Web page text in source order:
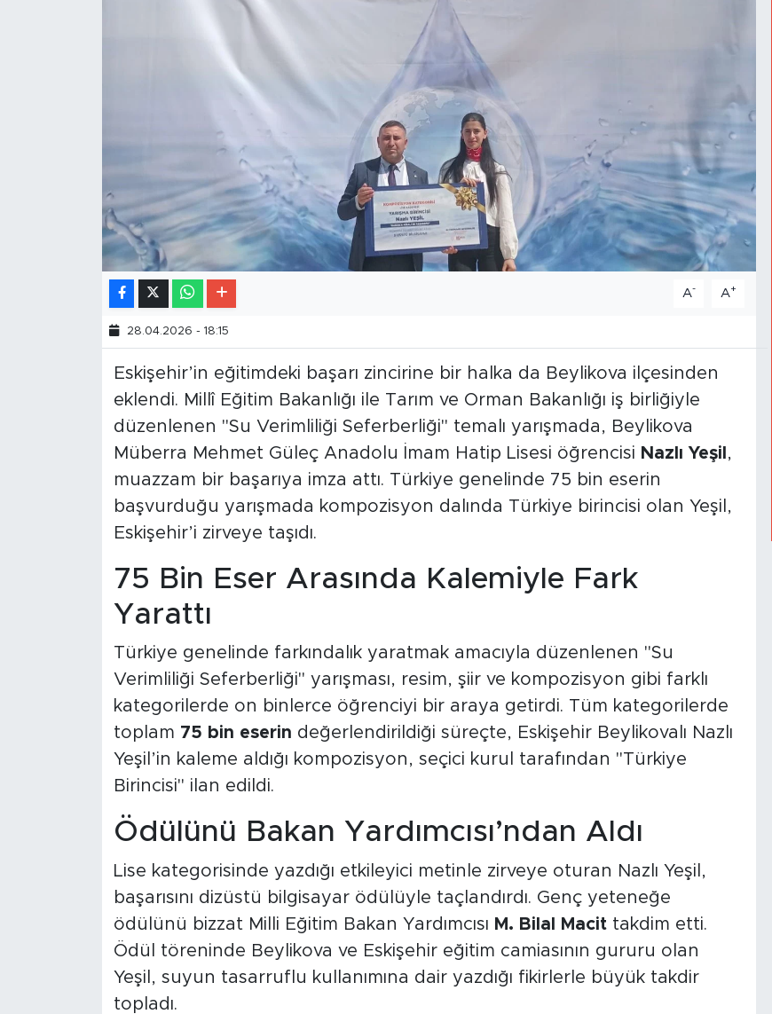
A- A+
28.04.2026 - 18:15
Eskişehir’in eğitimdeki başarı zincirine bir halka da Beylikova ilçesinden
eklendi. Millî Eğitim Bakanlığı ile Tarım ve Orman Bakanlığı iş birliğiyle
düzenlenen "Su Verimliliği Seferberliği" temalı yarışmada, Beylikova
Müberra Mehmet Güleç Anadolu İmam Hatip Lisesi öğrencisi Nazlı Yeşil ,
muazzam bir başarıya imza attı. Türkiye genelinde 75 bin eserin
başvurduğu yarışmada kompozisyon dalında Türkiye birincisi olan Yeşil,
Eskişehir’i zirveye taşıdı.
75 Bin Eser Arasında Kalemiyle Fark
Yarattı
Türkiye genelinde farkındalık yaratmak amacıyla düzenlenen "Su
Verimliliği Seferberliği" yarışması, resim, şiir ve kompozisyon gibi farklı
kategorilerde on binlerce öğrenciyi bir araya getirdi. Tüm kategorilerde
toplam 75 bin eserin değerlendirildiği süreçte, Eskişehir Beylikovalı Nazlı
Yeşil’in kaleme aldığı kompozisyon, seçici kurul tarafından "Türkiye
Birincisi" ilan edildi.
Ödülünü Bakan Yardımcısı’ndan Aldı
Lise kategorisinde yazdığı etkileyici metinle zirveye oturan Nazlı Yeşil,
başarısını dizüstü bilgisayar ödülüyle taçlandırdı. Genç yeteneğe
ödülünü bizzat Milli Eğitim Bakan Yardımcısı M. Bilal Macittakdim etti.
Ödül töreninde Beylikova ve Eskişehir eğitim camiasının gururu olan
Yeşil, suyun tasarruflu kullanımına dair yazdığı fikirlerle büyük takdir
topladı.